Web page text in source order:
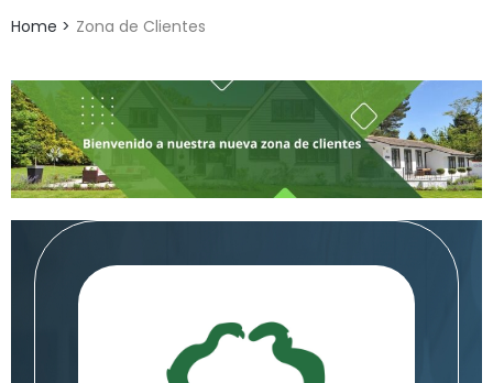
Home > Zona de Clientes